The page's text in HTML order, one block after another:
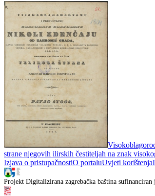
strane njegovih ilirskih čestiteljah na znak
Izjava o pristupačnostiO portaluUvjeti korištenja
Projekt Digitalizirana zagrebačka baština